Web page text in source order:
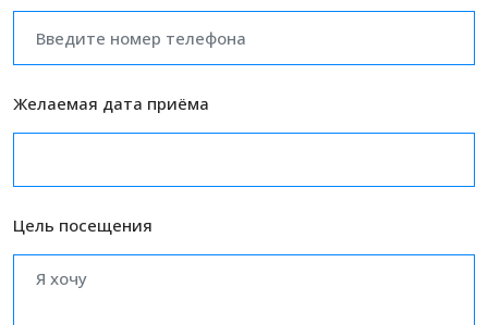
Желаемая дата приёма
Цель посещения